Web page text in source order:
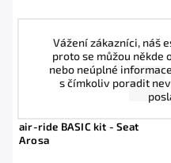
Vážení zákazníci, náš
proto se můžou někde
nebo neúplné
s čímkoliv poradit
air-ride BASIC kit - Seat
Arosa